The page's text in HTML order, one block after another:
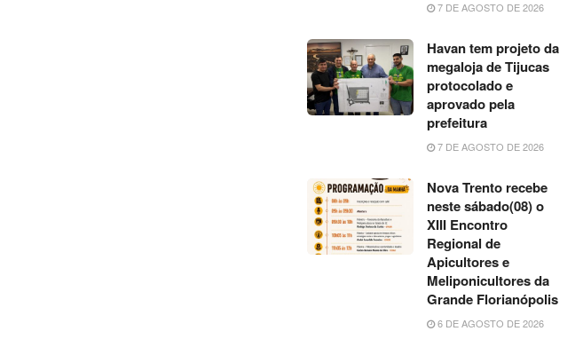
7 DE AGOSTO DE 2026
Havan tem projeto da
megaloja de Tijucas
protocolado e
aprovado pela
prefeitura
7 DE AGOSTO DE 2026
Nova Trento recebe
neste sábado(08) o
XIII Encontro
Regional de
Apicultores e
Meliponicultores da
Grande Florianópolis
6 DE AGOSTO DE 2026